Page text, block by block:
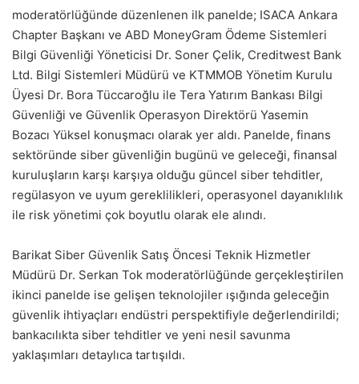
moderatörlüğünde düzenlenen ilk panelde; ISACA Ankara
Chapter Başkanı ve ABD MoneyGram Ödeme Sistemleri
Bilgi Güvenliği Yöneticisi Dr. Soner Çelik, Creditwest Bank
Ltd. Bilgi Sistemleri Müdürü ve KTMMOB Yönetim Kurulu
Üyesi Dr. Bora Tüccaroğlu ile Tera Yatırım Bankası Bilgi
Güvenliği ve Güvenlik Operasyon Direktörü Yasemin
Bozacı Yüksel konuşmacı olarak yer aldı. Panelde, finans
sektöründe siber güvenliğin bugünü ve geleceği, finansal
kuruluşların karşı karşıya olduğu güncel siber tehditler,
regülasyon ve uyum gereklilikleri, operasyonel dayanıklılık
ile risk yönetimi çok boyutlu olarak ele alındı.
Barikat Siber Güvenlik Satış Öncesi Teknik Hizmetler
Müdürü Dr. Serkan Tok moderatörlüğünde gerçekleştirilen
ikinci panelde ise gelişen teknolojiler ışığında geleceğin
güvenlik ihtiyaçları endüstri perspektifiyle değerlendirildi;
bankacılıkta siber tehditler ve yeni nesil savunma
yaklaşımları detaylıca tartışıldı.